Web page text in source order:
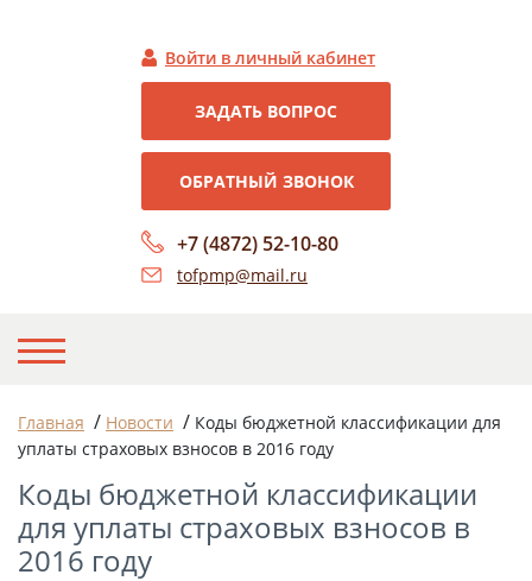
+7 (4872) 52-10-80
tofpmp@mail.ru
Войти в личный кабинет
ЗАДАТЬ ВОПРОС
ОБРАТНЫЙ ЗВОНОК
О НАС
НОВОСТИ
СТАТЬИ
Главная / Новости / Коды бюджетной классификации для
уплаты страховых взносов в 2016 году
Коды бюджетной классификации
для уплаты страховых взносов в
2016 году